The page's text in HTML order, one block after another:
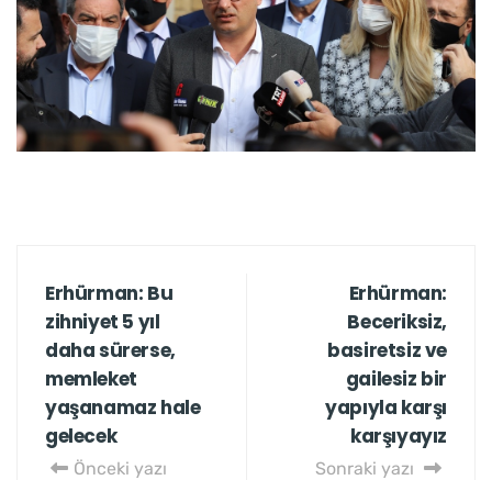
Erhürman: Bu
zihniyet 5 yıl
daha sürerse,
memleket
yaşanamaz hale
gelecek
Önceki yazı
Erhürman:
Beceriksiz,
basiretsiz ve
gailesiz bir
yapıyla karşı
karşıyayız
Sonraki yazı